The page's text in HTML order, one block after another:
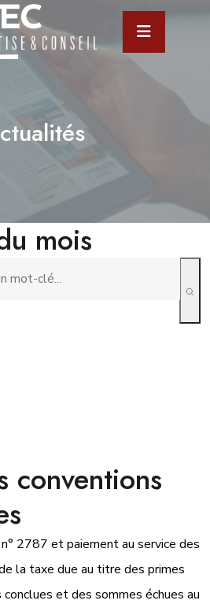
mois
conventions
2787 et paiement au service des
la taxe due au titre des primes
et des sommes échues au